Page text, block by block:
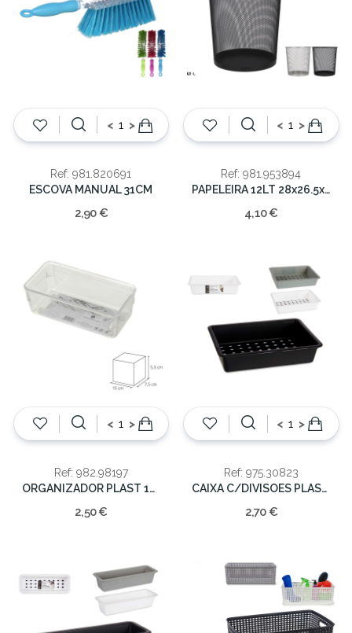
< >
Ref: 981.820691
ESCOVA MANUAL 31CM
2,90 €
< >
Ref: 981.953894
PAPELEIRA 12LT 28x26.5x26.5cm
4,10 €
< >
Ref: 982.98197
ORGANIZADOR PLAST 15,20X7,60X5,5CM
2,50 €
< >
Ref: 975.30823
CAIXA C/DIVISOES PLASTICO 3 COR
2,70 €